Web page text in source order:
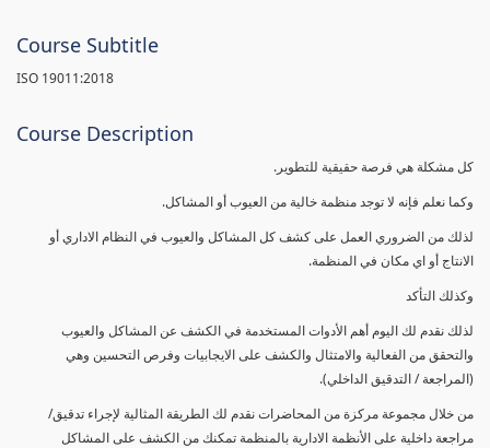
Course Subtitle
ISO 19011:2018
Course Description
كل مشكلة هي فرصة حقيقية للتطوير.
وكما نعلم فإنه لا توجد منظمة خالية من العيوب أو المشاكل.
لذلك من الضروري العمل على كشف كل المشاكل والعيوب في النظام الاداري أو
الانتاج أو اي مكان في المنظمة.
وكذلك التأكد
لذلك نقدم لك اليوم أهم الأدوات المستخدمة في الكشف عن المشاكل والعيوب
والتحقق من الفعالية والامتثال والكشف على الايجابيات وفرص التحسين وهي
(المراجعة / التدقيق الداخلي).
من خلال مجموعة مركزة من المحاضرات نقدم لك الطريقة المثالية لإجراء تدقيق/
مراجعة داخلية على الأنظمة الادارية بالمنظمة تمكنك من الكشف على المشاكل